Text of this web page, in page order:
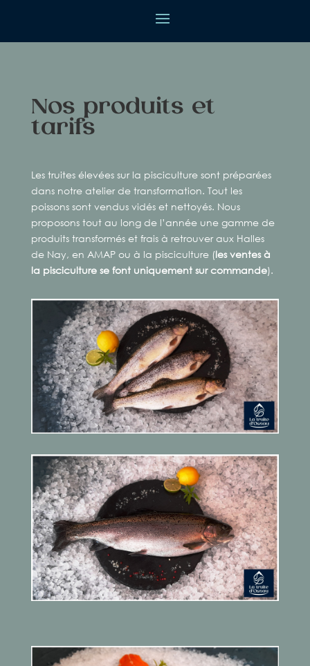
Nos produits et
tarifs
Les truites élevées sur la pisciculture sont préparées
dans notre atelier de transformation. Tout les
poissons sont vendus vidés et nettoyés. Nous
proposons tout au long de l’année une gamme de
produits transformés et frais à retrouver aux Halles
de Nay, en AMAP ou à la pisciculture (les ventes à
la pisciculture se font uniquement sur commande).
Truite Arc en ciel
Portion
Truite Arc en ciel
Royale